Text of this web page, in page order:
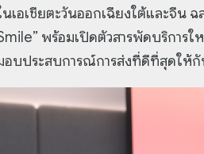
เอเชียตะวันออกเฉียงใต้และจีน ฉ
พร้อมเปิดตัวสารพัดบริการ
อบประสบการณ์การส่งที่ดีที่สุดให้กั